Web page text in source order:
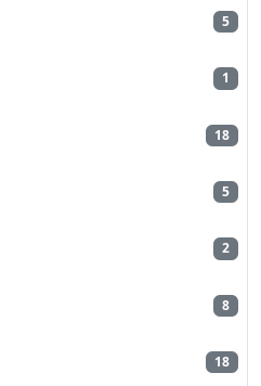
5
1
18
5
2
8
18